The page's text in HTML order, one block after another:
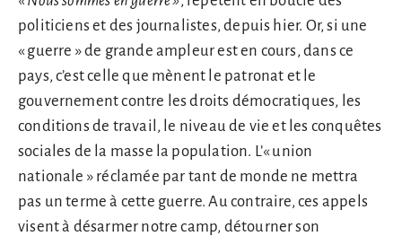
politiciens et des journalistes, depuis hier. Or, si une
« guerre » de grande ampleur est en cours, dans ce
pays, c’est celle que mènent le patronat et le
gouvernement contre les droits démocratiques, les
conditions de travail, le niveau de vie et les conquêtes
sociales de la masse la population. L’« union
nationale » réclamée par tant de monde ne mettra
pas un terme à cette guerre. Au contraire, ces appels
visent à désarmer notre camp, détourner son